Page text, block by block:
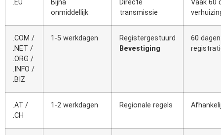
.EU
Bijna
onmiddellijk
Directe
transmissie
Vaak 60
.COM /
.NET /
.ORG /
.INFO /
.BIZ
1-5 werkdagen
Registergestuurd
Bevestiging
60
.AT /
.CH
1-2 werkdagen Regionale regels